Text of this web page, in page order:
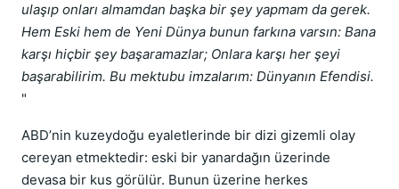
ulaşıp onları almamdan başka bir şey yapmam da gerek.
Hem Eski hem de Yeni Dünya bunun farkına varsın: Bana
karşı hiçbir şey başaramazlar; Onlara karşı her şeyi
başarabilirim. Bu mektubu imzalarım: Dünyanın Efendisi.
"
ABD’nin kuzeydoğu eyaletlerinde bir dizi gizemli olay
cereyan etmektedir: eski bir yanardağın üzerinde
devasa bir kus görülür. Bunun üzerine herkes